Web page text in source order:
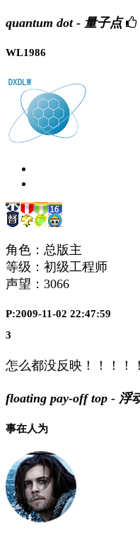
quantum dot - 量子点
WL1986
角色：总版主
等级：初级工程师
声望： 3066
P:2009-11-02 22:47:59
3
怎么都没反映！！！！！
floating pay-off top - 浮
事在人为